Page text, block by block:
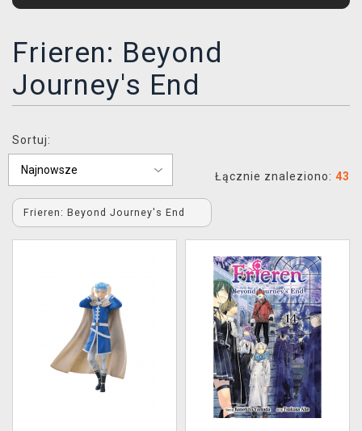
BLOG
KONTAKT
TRANSPORT
Frieren: Beyond
Journey's End
Sortuj:
Łącznie znaleziono: 43
Frieren: Beyond Journey's End